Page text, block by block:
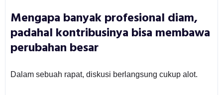
Mengapa banyak profesional diam,
padahal kontribusinya bisa membawa
perubahan besar
Dalam sebuah rapat, diskusi berlangsung cukup alot.